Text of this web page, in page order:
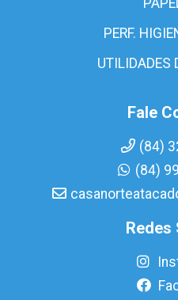
PERF.
UTILIDADES
Fale
(84)
(84)
Redes